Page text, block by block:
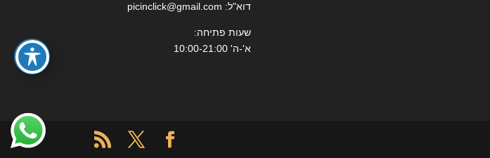
דוא"ל: picinclick@gmail.com
שעות פתיחה:
א'-ה' 10:00-21:00